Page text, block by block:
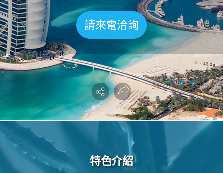
歐洲之旅
頂尖世界
二人成行
請來電洽詢
特色介紹